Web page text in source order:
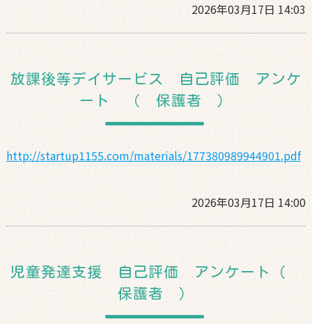
2026年03月17日 14:03
放課後等デイサービス 自己評価 アンケ
ート （ 保護者 ）
http://startup1155.com/materials/177380989944901.pdf
2026年03月17日 14:00
児童発達支援 自己評価 アンケート（
保護者 ）